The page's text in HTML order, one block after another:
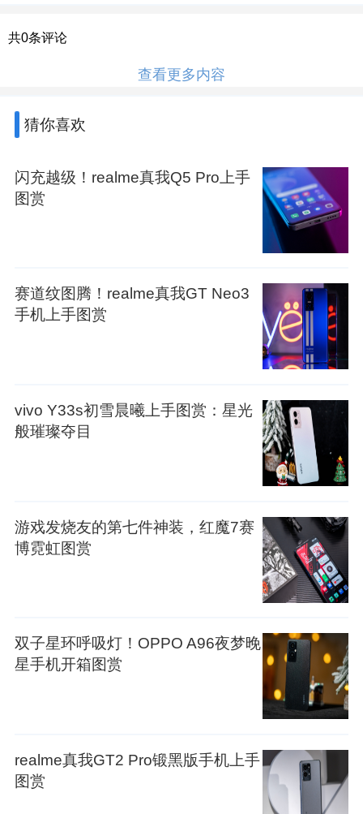
共0条评论
查看更多内容
猜你喜欢
闪充越级！realme真我Q5 Pro上手
图赏
赛道纹图腾！realme真我GT Neo3
手机上手图赏
vivo Y33s初雪晨曦上手图赏：星光
般璀璨夺目
游戏发烧友的第七件神装，红魔7赛
博霓虹图赏
双子星环呼吸灯！OPPO A96夜梦晚
星手机开箱图赏
realme真我GT2 Pro锻黑版手机上手
图赏